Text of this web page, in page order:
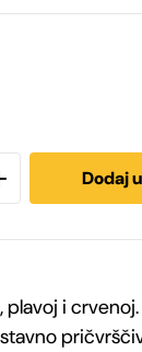
Dodaj
plavoj i